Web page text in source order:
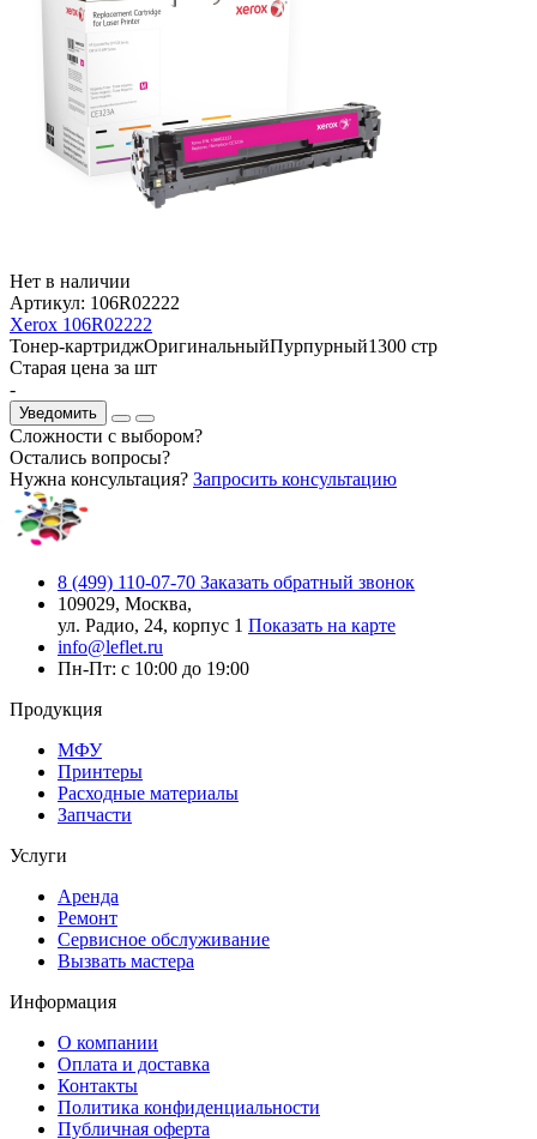
Нет в наличии
Артикул: 106R02222
Xerox 106R02222
Тонер-картриджОригинальныйПурпурный1300 стр
Старая цена за шт
-
Уведомить
Сложности с выбором?
Остались вопросы?
Нужна консультация? Запросить консультацию
8 (499) 110-07-70 Заказать обратный звонок
109029, Москва,
ул. Радио, 24, корпус 1 Показать на карте
info@leflet.ru
Пн-Пт: с 10:00 до 19:00
Продукция
МФУ
Принтеры
Расходные материалы
Запчасти
Услуги
Аренда
Ремонт
Сервисное обслуживание
Вызвать мастера
Информация
О компании
Оплата и доставка
Контакты
Политика конфиденциальности
Публичная оферта